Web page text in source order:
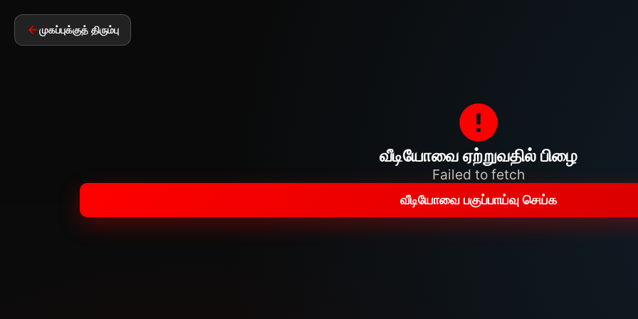
முகப்புக்குத் திரும்பு
வீடியோவை ஏற்றுவதில் பிழை
Failed to fetch
வீடியோவை பகுப்பாய்வு செய்க